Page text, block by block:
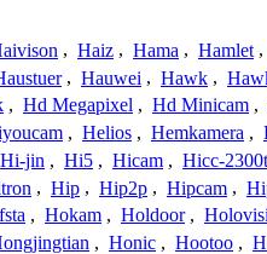
, Haiz , Hama , Hamlet ,
, Hauwei , Hawk ,
, Hd Megapixel , Hd Minicam ,
, Helios , Hemkamera ,
Hi-jin , Hi5 , Hicam , Hicc-2300t
, Hip , Hip2p , Hipcam ,
, Hokam , Holdoor ,
, Honic , Hootoo ,